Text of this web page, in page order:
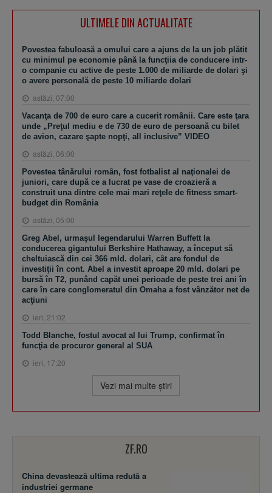
ULTIMELE DIN ACTUALITATE
Povestea fabuloasă a omului care a ajuns de la un job plătit
cu minimul pe economie până la funcţiia de conducere intr-
o companie cu active de peste 1.000 de miliarde de dolari şi
o avere personală de peste 10 miliarde dolari
astăzi, 07:00
Vacanţa de 700 de euro care a cucerit românii. Care este ţara
unde „Preţul mediu e de 730 de euro de persoană cu bilet
de avion, cazare şapte nopţi, all inclusive” VIDEO
astăzi, 06:00
Povestea tânărului român, fost fotbalist al naţionalei de
juniori, care după ce a lucrat pe vase de croazieră a
construit una dintre cele mai mari reţele de fitness smart-
budget din România
astăzi, 05:00
Greg Abel, urmaşul legendarului Warren Buffett la
conducerea gigantului Berkshire Hathaway, a început să
cheltuiască din cei 366 mld. dolari, cât are fondul de
investiţii în cont. Abel a investit aproape 20 mld. dolari pe
bursă în T2, punând capăt unei perioade de peste trei ani în
care în care conglomeratul din Omaha a fost vânzător net de
acţiuni
ieri, 21:02
Todd Blanche, fostul avocat al lui Trump, confirmat în
funcţia de procuror general al SUA
ieri, 17:20
Vezi mai multe ştiri
ZF.RO
China devastează ultima redută a
industriei germane